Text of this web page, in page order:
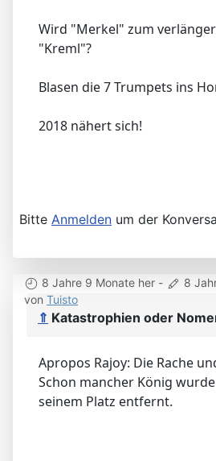
Wird "Merkel" zum
"Kreml"?
Blasen die 7 Trumpets ins
2018 nähert sich!
Bitte Anmelden um der
8 Jahre 9 Monate her - 8
von Tuisto
⇑ Katastrophien oder
Apropos Rajoy: Die Rache
Schon mancher König
seinem Platz entfernt.